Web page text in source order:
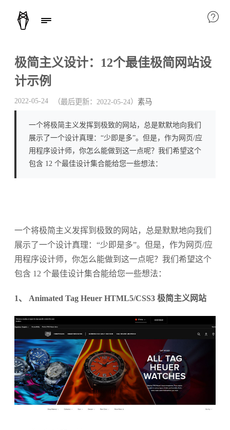
极简主义设计：12个最佳极简网站设
计示例
2022-05-24 （最后更新： 2022-05-24） 素马
一个将极简主义发挥到极致的网站，总是默默地向我们
展示了一个设计真理：“少即是多”。但是，作为网页/应
用程序设计师，你怎么能做到这一点呢？我们希望这个
包含 12 个最佳设计集合能给您一些想法：
一个将极简主义发挥到极致的网站，总是默默地向我们
展示了一个设计真理：“少即是多”。但是，作为网页/应
用程序设计师，你怎么能做到这一点呢？我们希望这个
包含 12 个最佳设计集合能给您一些想法：
1、 Animated Tag Heuer HTML5/CSS3 极简主义网站